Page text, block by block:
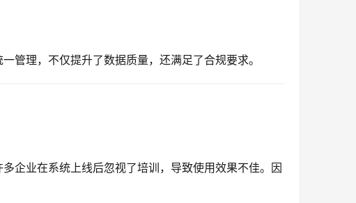
管理，不仅提升了数据质量，还满足了合规要求。
企业在系统上线后忽视了培训，导致使用效果不佳。因